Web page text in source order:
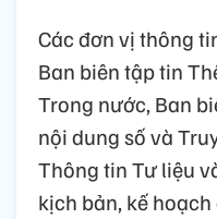
Các đơn vị thông
Ban biên tập tin
Trong nước, Ban
nội dung số và
Thông tin Tư liệu
kịch bản, kế